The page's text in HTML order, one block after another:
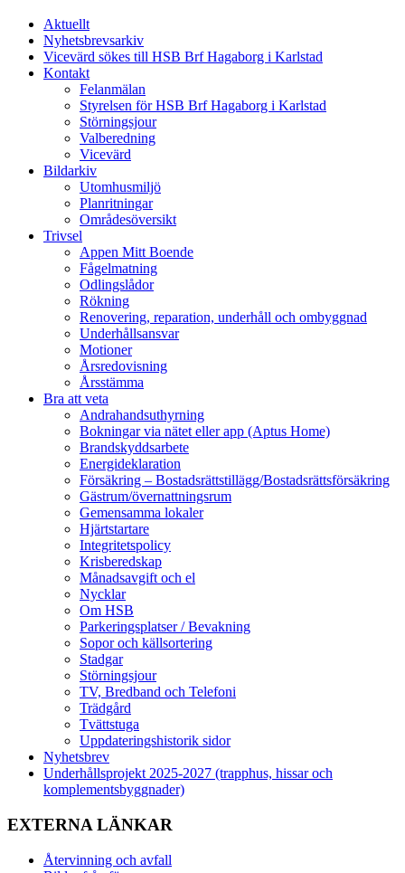
Aktuellt
Nyhetsbrevsarkiv
Vicevärd sökes till HSB Brf Hagaborg i Karlstad
Kontakt
Felanmälan
Styrelsen för HSB Brf Hagaborg i Karlstad
Störningsjour
Valberedning
Vicevärd
Bildarkiv
Utomhusmiljö
Planritningar
Områdesöversikt
Trivsel
Appen Mitt Boende
Fågelmatning
Odlingslådor
Rökning
Renovering, reparation, underhåll och ombyggnad
Underhållsansvar
Motioner
Årsredovisning
Årsstämma
Bra att veta
Andrahandsuthyrning
Bokningar via nätet eller app (Aptus Home)
Brandskyddsarbete
Energideklaration
Försäkring – Bostadsrättstillägg/Bostadsrättsförsäkring
Gästrum/övernattningsrum
Gemensamma lokaler
Hjärtstartare
Integritetspolicy
Krisberedskap
Månadsavgift och el
Nycklar
Om HSB
Parkeringsplatser / Bevakning
Sopor och källsortering
Stadgar
Störningsjour
TV, Bredband och Telefoni
Trädgård
Tvättstuga
Uppdateringshistorik sidor
Nyhetsbrev
Underhållsprojekt 2025-2027 (trapphus, hissar och
komplementsbyggnader)
EXTERNA LÄNKAR
Återvinning och avfall